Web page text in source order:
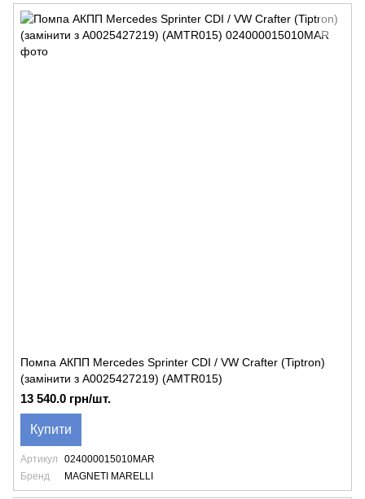
Помпа АКПП Mercedes Sprinter CDI / VW Crafter (Tiptron)
(замінити з A0025427219) (AMTR015)
13 540.0 грн/шт.
Купити
Артикул
024000015010MAR
Бренд
MAGNETI MARELLI